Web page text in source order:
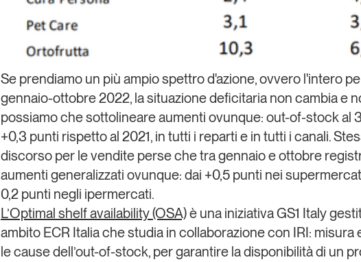
Se prendiamo un più ampio spettro d'azione, ovvero l'intero
gennaio-ottobre 2022, la situazione deficitaria non cambia e
possiamo che sottolineare aumenti ovunque: out-of-stock al
+0,3 punti rispetto al 2021, in tutti i reparti e in tutti i canali.
discorso per le vendite perse che tra gennaio e ottobre
aumenti generalizzati ovunque: dai +0,5 punti nei
0,2 punti negli ipermercati.
L’Optimal shelf availability (OSA)è una iniziativa GS1 Italy
ambito ECR Italia che studia in collaborazione con IRI: misura
le cause dell’out-of-stock, per garantire la disponibilità di un